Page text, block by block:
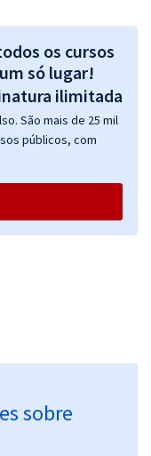
os cursos
só lugar!
São mais de 25 mil
públicos, com
sobre